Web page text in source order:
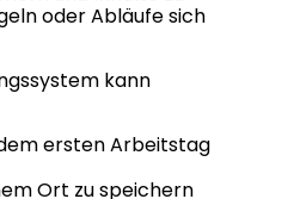
oder Abläufe sich
kann
ersten Arbeitstag
Ort zu speichern